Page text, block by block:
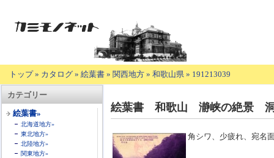
トップ» カタログ » 絵葉書 » 関西地方 » 和歌山県 » 191213039
カテゴリー
絵葉書»
北海道地方»
東北地方»
北陸地方»
関東地方»
品
の
明】
絵葉書 和歌山 瀞峡の絶景
角シワ、少疲れ、宛名